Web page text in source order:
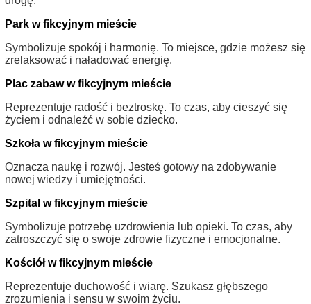
Park w fikcyjnym mieście
Symbolizuje spokój i harmonię. To miejsce, gdzie możesz się
zrelaksować i naładować energię.
Plac zabaw w fikcyjnym mieście
Reprezentuje radość i beztroskę. To czas, aby cieszyć się
życiem i odnaleźć w sobie dziecko.
Szkoła w fikcyjnym mieście
Oznacza naukę i rozwój. Jesteś gotowy na zdobywanie
nowej wiedzy i umiejętności.
Szpital w fikcyjnym mieście
Symbolizuje potrzebę uzdrowienia lub opieki. To czas, aby
zatroszczyć się o swoje zdrowie fizyczne i emocjonalne.
Kościół w fikcyjnym mieście
Reprezentuje duchowość i wiarę. Szukasz głębszego
zrozumienia i sensu w swoim życiu.